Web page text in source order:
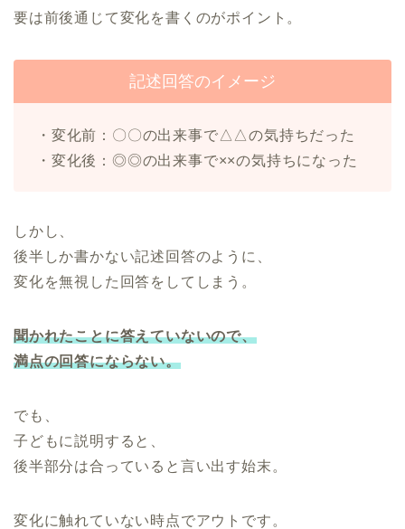
要は前後通じて変化を書くのがポイント。
記述回答のイメージ
・変化前：〇〇の出来事で△△の気持ちだった
・変化後：◎◎の出来事で××の気持ちになった
しかし、
後半しか書かない記述回答のように、
変化を無視した回答をしてしまう。
聞かれたことに答えていないので、
満点の回答にならない。
でも、
子どもに説明すると、
後半部分は合っていると言い出す始末。
変化に触れていない時点でアウトです。